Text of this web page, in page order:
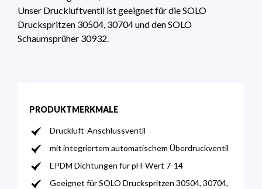
Unser Druckluftventil ist geeignet für die SOLO
Druckspritzen 30504, 30704 und den SOLO
Schaumsprüher 30932.
PRODUKTMERKMALE
Druckluft-Anschlussventil
mit integriertem automatischem Überdruckventil
EPDM Dichtungen für pH-Wert 7-14
Geeignet für SOLO Druckspritzen 30504, 30704,